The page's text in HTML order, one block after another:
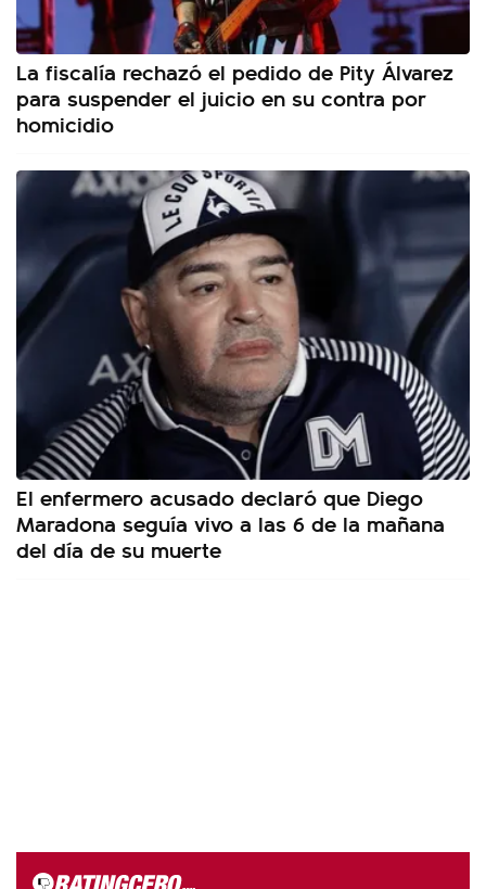
La fiscalía rechazó el pedido de Pity Álvarez
para suspender el juicio en su contra por
homicidio
El enfermero acusado declaró que Diego
Maradona seguía vivo a las 6 de la mañana
del día de su muerte